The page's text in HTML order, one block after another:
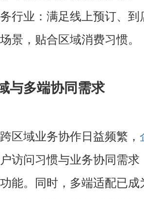
行业：满足线上预订、
景，贴合区域消费习惯。
与多端协同需求
区域业务协作日益频繁，
访问习惯与业务协同需
能。同时，多端适配已